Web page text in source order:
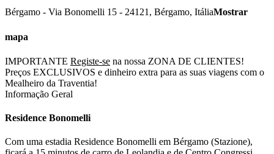
Bérgamo - Via Bonomelli 15 - 24121 , Bérgamo, ItáliaMostrar
mapa
IMPORTANTE Registe-se na nossa ZONA DE CLIENTES!
Preços EXCLUSIVOS e dinheiro extra para as suas viagens com o
Mealheiro da Traventia!
Informação Geral
Residence Bonomelli
Com uma estadia Residence Bonomelli em Bérgamo (Stazione),